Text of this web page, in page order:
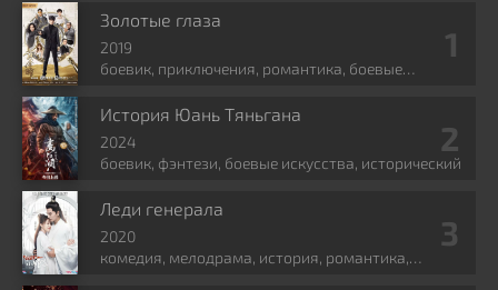
Золотые глаза
2019
боевик, приключения, романтика, боевые
История Юань Тяньгана
2024
боевик, фэнтези, боевые искусства, исторический
Леди генерала
2020
комедия, мелодрама, история, романтика,